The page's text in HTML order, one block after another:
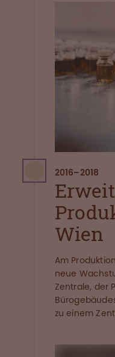
2016–2018
Wien
Am
neue
Zentrale, der
zu einem